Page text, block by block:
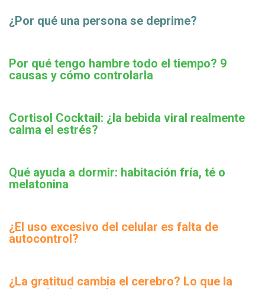
¿Por qué una persona se deprime?
Por qué tengo hambre todo el tiempo? 9
causas y cómo controlarla
Cortisol Cocktail: ¿la bebida viral realmente
calma el estrés?
Qué ayuda a dormir: habitación fría, té o
melatonina
¿El uso excesivo del celular es falta de
autocontrol?
¿La gratitud cambia el cerebro? Lo que la